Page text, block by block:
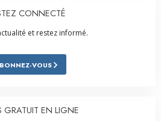
CONNECTÉ
et restez informé.
VOUS
GRATUIT EN LIGNE